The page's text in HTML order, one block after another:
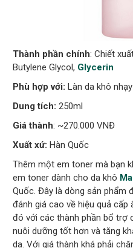
Thành phần chính: Chiết
Butylene Glycol, Glycerin
Phù hợp với: Làn da khô
Dung tích: 250ml
Giá thành: ~270.000 VNĐ
Xuất xứ: Hàn Quốc
Thêm một em toner mà bạn
em toner dành cho da khô
Quốc. Đây là dòng sản phẩm
đánh giá cao về hiệu quả cấp
đó với các thành phần bổ trợ
nuôi dưỡng tốt hơn và tăng
da. Với giá thành khá phải